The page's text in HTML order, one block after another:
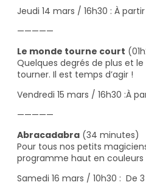
Jeudi 14 mars / 16h30 : À partir
—————
Le monde tourne court
Quelques degrés de plus et
tourner. Il est temps d’agir !
Vendredi 15 mars / 16h30 :À
—————
Abracadabra (34 minutes)
Pour tous nos petits
programme haut en couleurs
Samedi 16 mars / 10h30 : De